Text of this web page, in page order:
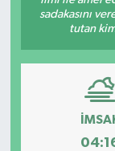
sadakasını
tutan